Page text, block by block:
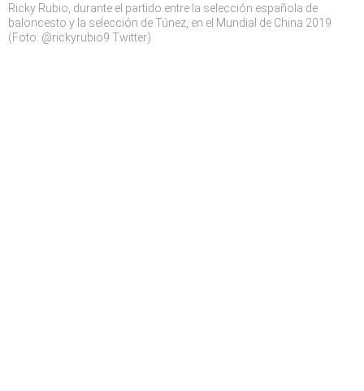
Ricky Rubio, durante el partido entre la selección española de
baloncesto y la selección de Túnez, en el Mundial de China 2019
(Foto: @rickyrubio9 Twitter)